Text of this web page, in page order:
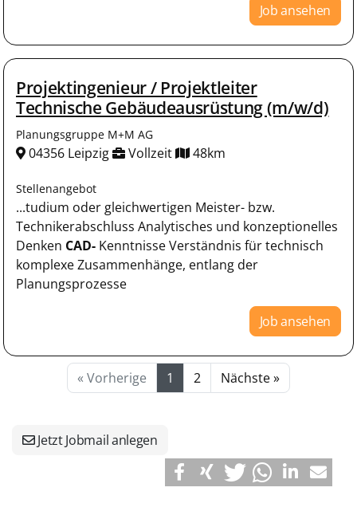
Job ansehen
Projektingenieur / Projektleiter
Technische Gebäudeausrüstung (m/w/d)
Planungsgruppe M+M AG
04356 Leipzig Vollzeit 48km
Stellenangebot
...tudium oder gleichwertigen Meister- bzw.
Technikerabschluss Analytisches und konzeptionelles
Denken CAD- Kenntnisse Verständnis für technisch
komplexe Zusammenhänge, entlang der
Planungsprozesse
Job ansehen
« Vorherige 1 2 Nächste »
Jetzt Jobmail anlegen